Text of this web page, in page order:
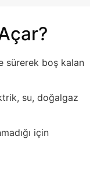
sürerek boş kalan
su, doğalgaz
için